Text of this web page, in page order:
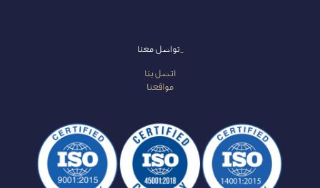
_تواصل معنا
اتصل بنا
مواقعنا